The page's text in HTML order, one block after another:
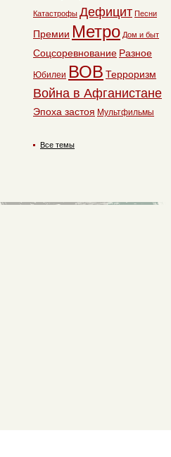
Катастрофы Дефицит Песни
Премии Метро Дом и быт
Соцсоревнование Разное
Юбилеи ВОВ Терроризм
Война в Афганистане
Эпоха застоя Мультфильмы
Все темы